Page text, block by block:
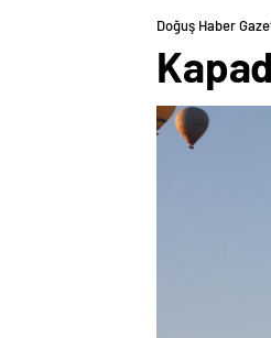
Doğuş Haber